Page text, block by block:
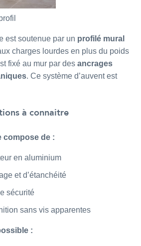
est soutenue par un profilé mural
charges lourdes en plus du poids
fixé au mur par des ancrages
. Ce système d’auvent est
à connaitre
compose de :
en aluminium
et d’étanchéité
sécurité
sans vis apparentes
: